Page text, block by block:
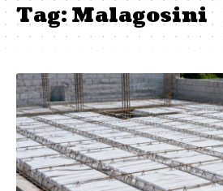
Tag:Malagosini